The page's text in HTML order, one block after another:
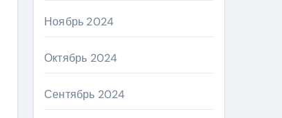
Ноябрь 2024
Октябрь 2024
Сентябрь 2024